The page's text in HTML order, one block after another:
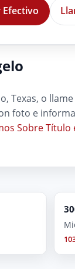
Texas, o
foto e
Sobre Título